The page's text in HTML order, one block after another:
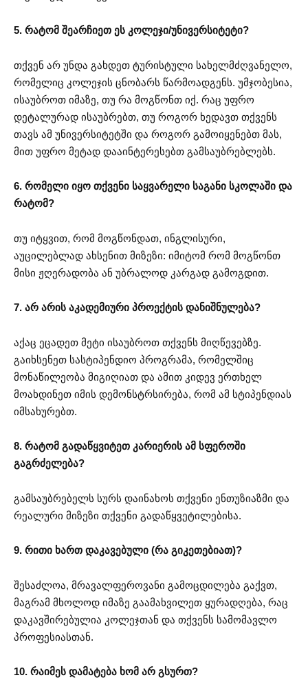
5. რატომ შეარჩიეთ ეს კოლეჯი/უნივერსიტეტი?
თქვენ არ უნდა გახდეთ ტურისტული სახელმძღვანელო,
რომელიც კოლეჯის ცნობარს წარმოადგენს. უმჯობესია,
ისაუბროთ იმაზე, თუ რა მოგწონთ იქ. რაც უფრო
დეტალურად ისაუბრებთ, თუ როგორ ხედავთ თქვენს
თავს ამ უნივერსიტეტში და როგორ გამოიყენებთ მას,
მით უფრო მეტად დააინტერესებთ გამსაუბრებლებს.
6. რომელი იყო თქვენი საყვარელი საგანი სკოლაში და
რატომ?
თუ იტყვით, რომ მოგწონდათ, ინგლისური,
აუცილებლად ახსენით მიზეზი: იმიტომ რომ მოგწონთ
მისი ჟღერადობა ან უბრალოდ კარგად გამოგდით.
7. არ არის აკადემიური პროექტის დანიშნულება?
აქაც ეცადეთ მეტი ისაუბროთ თქვენს მიღწევებზე.
გაიხსენეთ სასტიპენდიო პროგრამა, რომელშიც
მონაწილეობა მიგიღიათ და ამით კიდევ ერთხელ
მოახდინეთ იმის დემონსტრსირება, რომ ამ სტიპენდიას
იმსახურებთ.
8. რატომ გადაწყვიტეთ კარიერის ამ სფეროში
გაგრძელება?
გამსაუბრებელს სურს დაინახოს თქვენი ენთუზიაზმი და
რეალური მიზეზი თქვენი გადაწყვეტილებისა.
9. რითი ხართ დაკავებული (რა გიკეთებიათ)?
შესაძლოა, მრავალფეროვანი გამოცდილება გაქვთ,
მაგრამ მხოლოდ იმაზე გაამახვილეთ ყურადღება, რაც
დაკავშირებულია კოლეჯთან და თქვენს სამომავლო
პროფესიასთან.
10. რაიმეს დამატება ხომ არ გსურთ?